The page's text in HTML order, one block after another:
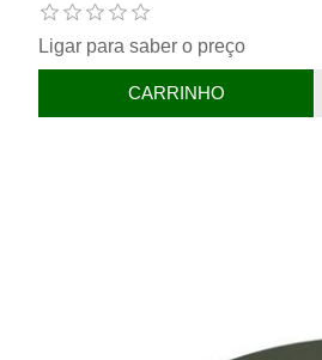
Ligar para saber o preço